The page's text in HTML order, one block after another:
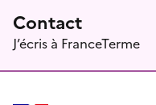
Contact
J’écris à FranceTerme